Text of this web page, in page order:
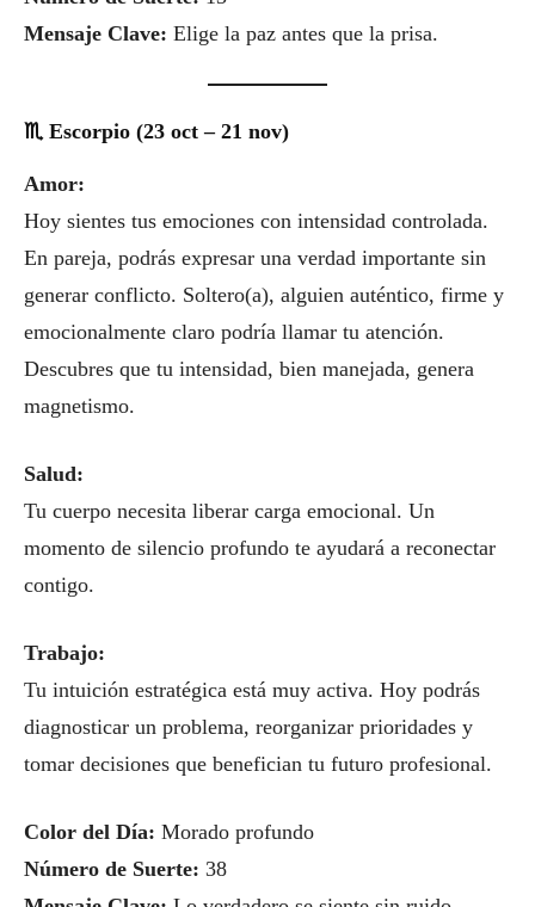
Mensaje Clave: Elige la paz antes que la prisa.
♏ Escorpio (23 oct – 21 nov)
Amor:
Hoy sientes tus emociones con intensidad controlada.
En pareja, podrás expresar una verdad importante sin
generar conflicto. Soltero(a), alguien auténtico, firme y
emocionalmente claro podría llamar tu atención.
Descubres que tu intensidad, bien manejada, genera
magnetismo.
Salud:
Tu cuerpo necesita liberar carga emocional. Un
momento de silencio profundo te ayudará a reconectar
contigo.
Trabajo:
Tu intuición estratégica está muy activa. Hoy podrás
diagnosticar un problema, reorganizar prioridades y
tomar decisiones que benefician tu futuro profesional.
Color del Día: Morado profundo
Número de Suerte: 38